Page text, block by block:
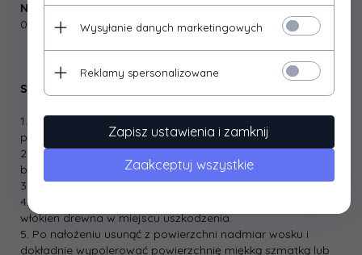
Narzędzia do aplikacji:miękka ściereczka, wata stalowa
000
Sposób użycia
1. Oczyścić i przygotować do renowacji uszkodzoną
powierzchnię.
2. Usunąć drobne pozostałości drewna i wypolerować
brzegi ubytków.
3. Wybrać wosk o odcieniu pasującym do drewna.
4. Użyć wosk jak „gumkę” pocierając zgodnie z kierunkiem
włókien drewna w miejscu uszkodzenia.
5. Po nałożeniu usunąć z powierzchni nadmiar wosku i
dokładnie wypolerować powierzchnię miękką szmatką lub
Wysyłanie danych marketingowych
Reklamy spersonalizowane
Zapisz ustawienia i zamknij
Zaakceptuj wszystkie